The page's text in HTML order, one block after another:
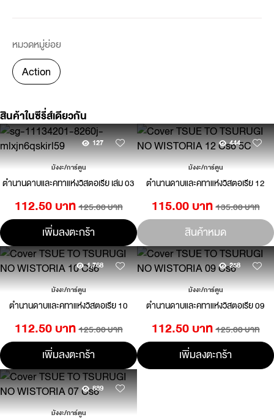
หมวดหมู่ย่อย
Action
สินค้าในซีรี่ส์เดียวกัน
127
มังงะ/การ์ตูน
ตำนานดาบและคทาแห่งวิสตอเรีย เล่ม 03
112.50 บาท 125.00 บาท
เพิ่มลงตะกร้า
444
มังงะ/การ์ตูน
ตำนานดาบและคทาแห่งวิสตอเรีย 12
115.00 บาท 135.00 บาท
สินค้าหมด
1,768
มังงะ/การ์ตูน
ตำนานดาบและคทาแห่งวิสตอเรีย 10
112.50 บาท 125.00 บาท
เพิ่มลงตะกร้า
258
มังงะ/การ์ตูน
ตำนานดาบและคทาแห่งวิสตอเรีย 09
112.50 บาท 125.00 บาท
เพิ่มลงตะกร้า
889
มังงะ/การ์ตูน